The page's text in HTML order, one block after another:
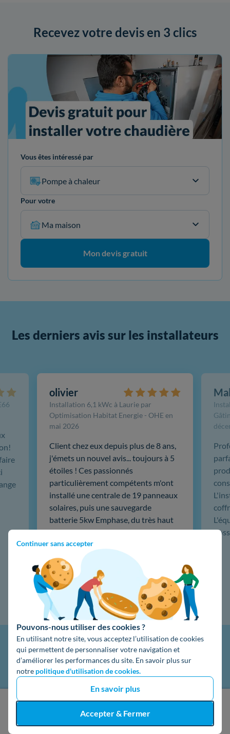
Continuer sans accepter
Pouvons-nous utiliser des cookies ?
En utilisant notre site, vous acceptez l’utilisation de cookies
qui permettent de personnaliser votre navigation et
d’améliorer les performances du site. En savoir plus sur
notre politique d'utilisation de cookies.
En savoir plus
Accepter & Fermer
J'obtiens un devis gratuit
Recevez votre devis en 3 clics
Vous êtes intéressé par
Pompe à chaleur
Pour votre
Ma maison
Mon devis gratuit
Les derniers avis sur les installateurs
olivier
Installation 6,1 kWc à Laurie par
Optimisation Habitat Energie - OHE en
mai 2026
Client chez eux depuis plus de 8 ans,
j'émets un nouvel avis... toujours à 5
étoiles ! Ces passionnés
particulièrement compétents m'ont
installé une centrale de 19 panneaux
solaires, puis une sauvegarde
batterie 5kw Emphase, du très haut
de gamme. …